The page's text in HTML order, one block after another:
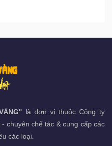
là đơn vị thuộc Công ty
chuyên chế tác & cung cấp các
các loại.